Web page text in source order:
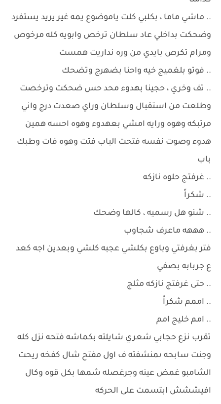
.. ماشي ماما ، بكلبي كلت ياموضوع يمه غير يريد يستفرد
وضحكت بداخلي عاد سلطان ترخص وابويه كله مرخوص
ومرام تكرص بايدي من وره نداريت همست
.. فوتو بلغميج خيه واحنا بضهرج وتضحك
.. تف وخري ، حجينا بهدوء محد حس ضحكت وترخصت
وطلعت من استقبال وسلطان وراي صعدت درج واني
مرتبكه وهوه ورايه امشي بعهدوء وهوه احسه همين
هدوء وصوت نفسه فتحت الباب فتت وهوه فات وطبك
باب
.. غرفتج حلوه نازكه
.. شكراً
.. شنو هل رسميه ، كالها وضحك
.. هههه ماعرف شجاوب
فتر بغرفتي وباوع بكلشي عجبه كلشي وبعدين اجه كعد
ع جربابه بصفي
.. حتى غرفتج نازكه مثلج
.. اممم شكراً
.. امم خليج امم
تقرب نزع حجابي شعري شايلته بكماشه فتحه نزل كله
وجنت سابحه ىمنشفته ف اول مفتح شال كفخه ريحت
الشامبو غمض عينه وجرغصله شمها بكل قوه وكال
افيششش ابتسمت على الحركه